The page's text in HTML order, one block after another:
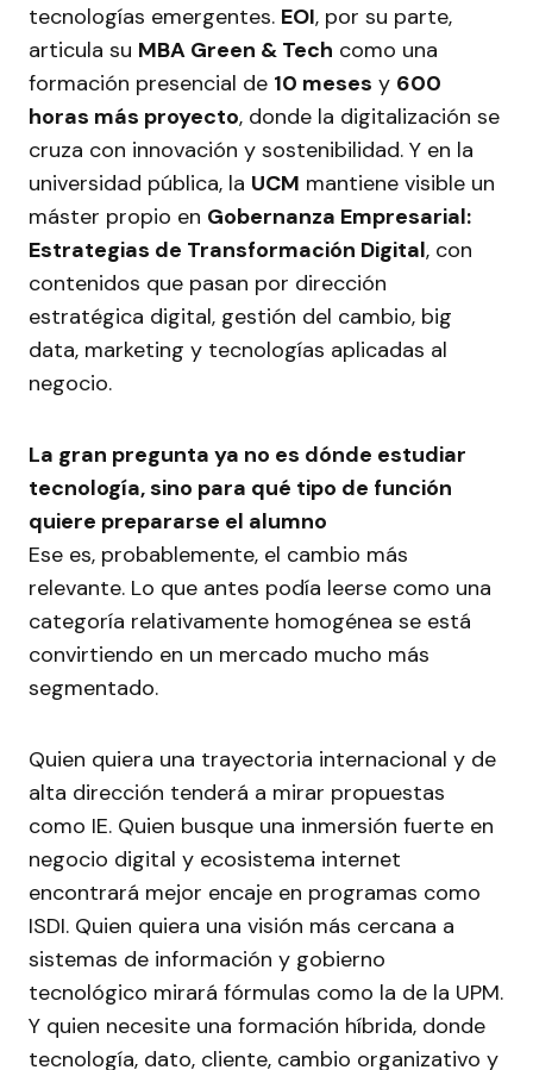
tecnologías emergentes. EOI, por su parte,
articula su MBA Green & Tech como una
formación presencial de 10 meses y 600
horas más proyecto, donde la digitalización se
cruza con innovación y sostenibilidad. Y en la
universidad pública, la UCM mantiene visible un
máster propio en Gobernanza Empresarial:
Estrategias de Transformación Digital, con
contenidos que pasan por dirección
estratégica digital, gestión del cambio, big
data, marketing y tecnologías aplicadas al
negocio.
La gran pregunta ya no es dónde estudiar
tecnología, sino para qué tipo de función
quiere prepararse el alumno
Ese es, probablemente, el cambio más
relevante. Lo que antes podía leerse como una
categoría relativamente homogénea se está
convirtiendo en un mercado mucho más
segmentado.
Quien quiera una trayectoria internacional y de
alta dirección tenderá a mirar propuestas
como IE. Quien busque una inmersión fuerte en
negocio digital y ecosistema internet
encontrará mejor encaje en programas como
ISDI. Quien quiera una visión más cercana a
sistemas de información y gobierno
tecnológico mirará fórmulas como la de la UPM.
Y quien necesite una formación híbrida, donde
tecnología, dato, cliente, cambio organizativo y